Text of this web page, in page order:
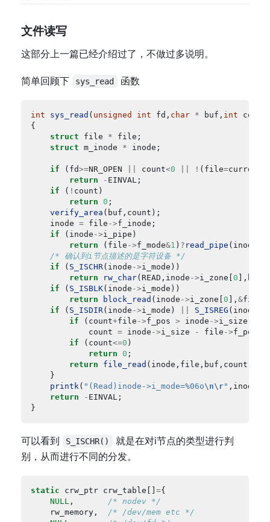
文件读写
这部分上一篇已经介绍过了，不做过多说明。
简单回顾下 sys_read 函数
int sys_read ( unsigned int fd, char * buf, int
struct file *
struct m_inode *
if (fd>=NR_OPEN count<0 ! (file=current
return
-
if ( !
return 0
verify_area
	inode
= file ->
if (inode ->
return (file ->f_mode&1 ) ? read_pipe
/* 确认到i节点描述的是字符设备 */
if ( S_ISCHR(inode ->
return
rw_char(READ,inode ->i_zone[ 0
if ( S_ISBLK(inode ->
return
block_read (inode ->i_zone[ 0 ], &file
if ( S_ISDIR(inode ->i_mode) S_ISREG (inode
if (count+file ->f_pos > inode ->
			count
= inode ->i_size - file ->
if (count<=0
return 0
return
file_read
printk ( "(Read)inode->i_mode=%06o\n\r" ,inode
return
-
可以看到 S_ISCHR()
就是在对i节点的类型进行判
别，从而进行不同的分发。
static crw_ptr crw_table[] =
NULL
/* nodev */
/* /dev/mem etc */